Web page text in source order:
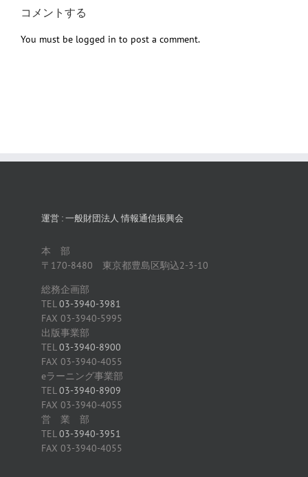
コメントする
You must be logged in to post a comment.
運営 : 一般財団法人 情報通信振興会
本 部
〒170-8480 東京都豊島区駒込2-3-10
総務企画部
TEL03-3940-3981
FAX 03-3940-5995
出版事業部
TEL03-3940-8900
FAX 03-3940-4055
eラーニング事業部
TEL03-3940-8909
FAX 03-3940-4055
営 業 部
TEL03-3940-3951
FAX 03-3940-4055